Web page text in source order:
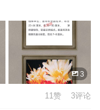
3
11赞 3评论